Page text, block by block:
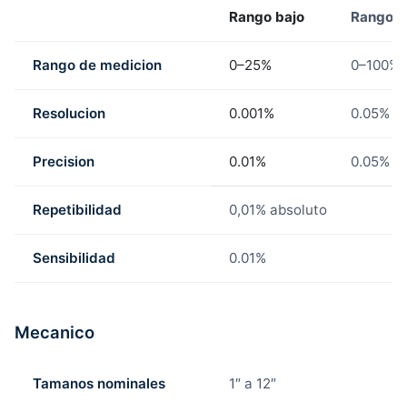
Rango bajo Rango
Rango de medicion 0–25% 0–100%
Resolucion 0.001% 0.05%
Precision 0.01% 0.05%
Repetibilidad 0,01% absoluto
Sensibilidad 0.01%
Mecanico
Tamanos nominales 1″ a 12″